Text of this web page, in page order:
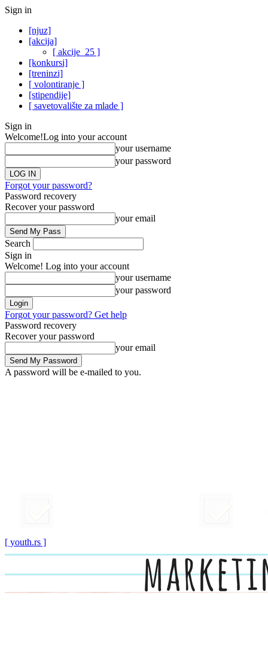
Sign in
[njuz]
[akcija]
[ akcije_25 ]
[konkursi]
[treninzi]
[ volontiranje ]
[stipendije]
[ savetovalište za mlade ]
Sign in
Welcome!Log into your account
your username
your password
Forgot your password?
Password recovery
Recover your password
your email
Search
Sign in
Welcome! Log into your account
your username
your password
Forgot your password? Get help
Password recovery
Recover your password
your email
A password will be e-mailed to you.
[ youth.rs ]